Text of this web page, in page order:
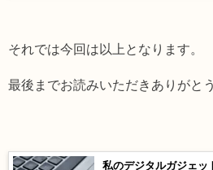
それでは今回は以上となります。
最後までお読みいただきありがと
私のデジタルガジェッ